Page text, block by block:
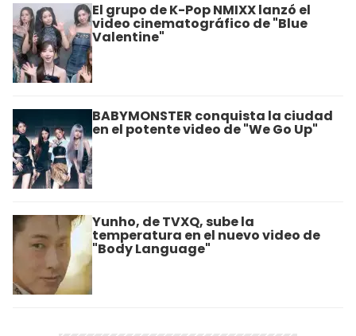
El grupo de K-Pop NMIXX lanzó el
video cinematográfico de "Blue
Valentine"
BABYMONSTER conquista la ciudad
en el potente video de "We Go Up"
Yunho, de TVXQ, sube la
temperatura en el nuevo video de
"Body Language"